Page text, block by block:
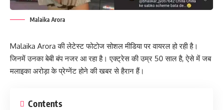
Malaika Arora
Malaika Arora की लेटेस्ट फोटोज सोशल मीडिया पर वायरल हो रही है।
जिनमें उनका बेबी बंप नजर आ रहा है। एक्ट्रेस की उम्र 50 साल है, ऐसे में जब
मलाइका अरोड़ा के प्रेग्नेंट होने की खबर से हैरान हैं।
Contents